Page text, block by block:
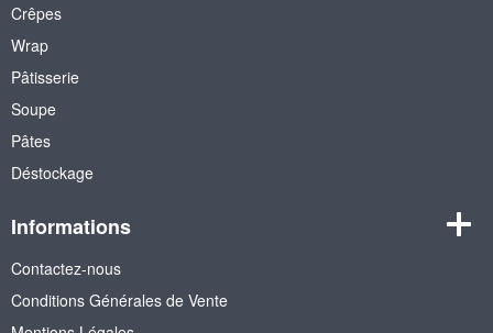
Crêpes
Wrap
Pâtisserie
Soupe
Pâtes
Déstockage
Informations
Contactez-nous
Conditions Générales de Vente